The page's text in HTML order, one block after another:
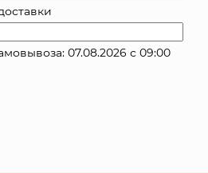
КОНТАКТЫ
07.08.2026 с 09:00